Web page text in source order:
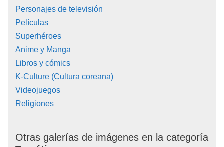
Personajes de televisión
Películas
Superhéroes
Anime y Manga
Libros y cómics
K-Culture (Cultura coreana)
Videojuegos
Religiones
Otras galerías de imágenes en la categoría